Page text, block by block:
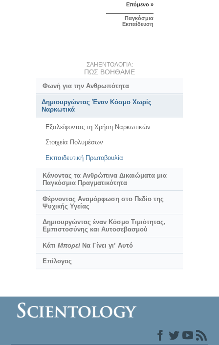
Επόμενο »
Παγκόσμια
Εκπαίδευση
ΣΑΗΕΝΤΟΛΟΓΙΑ:
ΠΩΣ ΒΟΗΘΑΜΕ
Φωνή για την Ανθρωπότητα
Δημιουργώντας Έναν Κόσμο Χωρίς
Ναρκωτικά
Εξαλείφοντας τη Χρήση Ναρκωτικών
Στοιχεία Πολυμέσων
Εκπαιδευτική Πρωτοβουλία
Κάνοντας τα Ανθρώπινα Δικαιώματα μια
Παγκόσμια Πραγματικότητα
Φέρνοντας Αναμόρφωση στο Πεδίο της
Ψυχικής Υγείας
Δημιουργώντας έναν Κόσμο Τιμιότητας,
Εμπιστοσύνης και Αυτοσεβασμού
Κάτι ΜπορείΝα Γίνει γι’ Αυτό
Επίλογος